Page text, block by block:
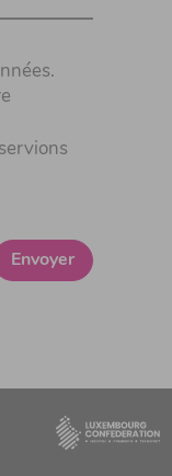
Envoyer